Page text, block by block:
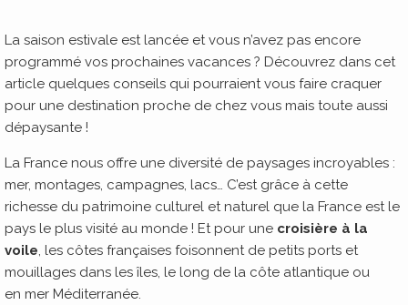
La saison estivale est lancée et vous n’avez pas encore
programmé vos prochaines vacances ? Découvrez dans cet
article quelques conseils qui pourraient vous faire craquer
pour une destination proche de chez vous mais toute aussi
dépaysante !
La France nous offre une diversité de paysages incroyables :
mer, montages, campagnes, lacs… C’est grâce à cette
richesse du patrimoine culturel et naturel que la France est le
pays le plus visité au monde ! Et pour une croisière à la
voile, les côtes françaises foisonnent de petits ports et
mouillages dans les îles, le long de la côte atlantique ou
en mer Méditerranée.